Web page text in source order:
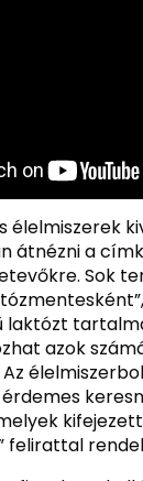
élelmiszerek
átnézni a
Sok
laktózt
azok
felirattal